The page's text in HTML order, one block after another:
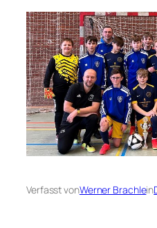
Verfasst vonWerner Brachlein